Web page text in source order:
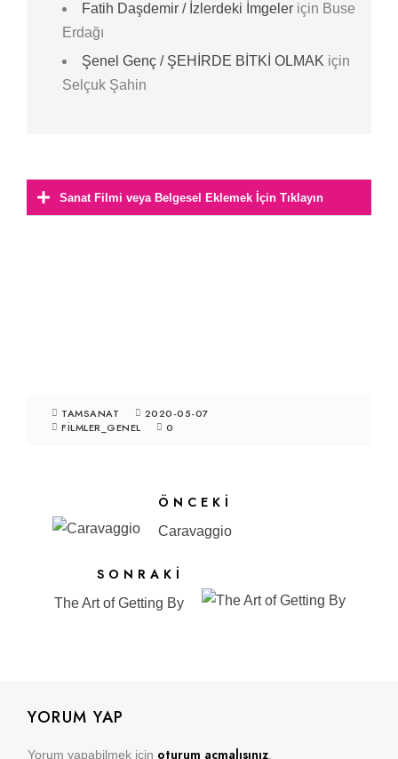
Fatih Daşdemir / İzlerdeki İmgeler için Buse
Erdağı
Şenel Genç / ŞEHİRDE BİTKİ OLMAK için
Selçuk Şahin
Sanat Filmi veya Belgesel Eklemek İçin Tıklayın
TAMSANAT
2020-05-07
FILMLER_GENEL
0
ÖNCEKI
Caravaggio
SONRAKI
The Art of Getting By
YORUM YAP
Yorum yapabilmek için oturum açmalısınız.